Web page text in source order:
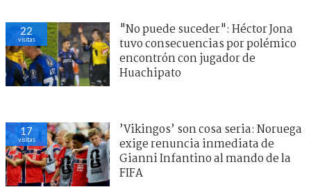
22
visitas
"No puede suceder": Héctor Jona
tuvo consecuencias por polémico
encontrón con jugador de
Huachipato
17
visitas
’Vikingos’ son cosa seria: Noruega
exige renuncia inmediata de
Gianni Infantino al mando de la
FIFA